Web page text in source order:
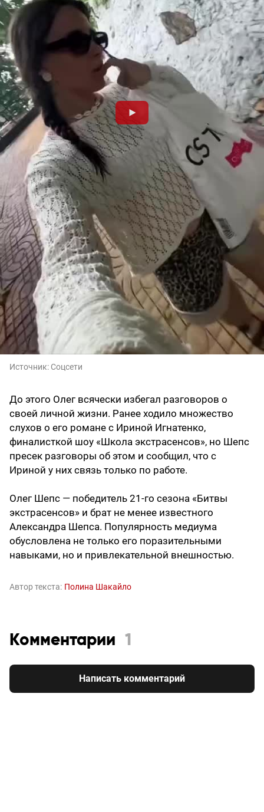
Источник: Соцсети
До этого Олег всячески избегал разговоров о
своей личной жизни. Ранее ходило множество
слухов о его романе с Ириной Игнатенко,
финалисткой шоу «Школа экстрасенсов», но Шепс
пресек разговоры об этом и сообщил, что с
Ириной у них связь только по работе.
Олег Шепс — победитель 21-го сезона «Битвы
экстрасенсов» и брат не менее известного
Александра Шепса. Популярность медиума
обусловлена не только его поразительными
навыками, но и привлекательной внешностью.
Автор текста: Полина Шакайло
Комментарии 1
Написать комментарий